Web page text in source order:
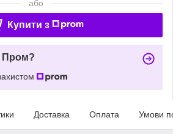
або
Купити з
Пром?
Доставка Оплата Умови